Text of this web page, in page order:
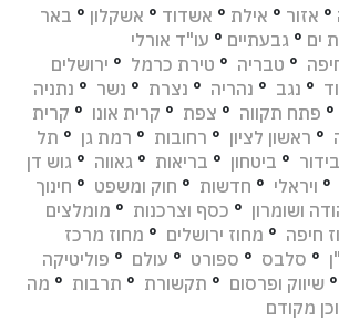
° אזור ° אילת ° אשדוד ° אשקלון ° באר
ים ° גבעתיים ° עו"ד אורלי
° טבריה ° טירת כרמל ° ירושלים
° נגב ° נהריה ° נצרת ° נשר ° נתניה
° פתח תקווה ° צפת ° קרית אונו ° קרית
° ראשון לציון ° רחובות ° רמת גן ° תל
בידור ° ביטחון ° בריאות ° גאווה ° גוש דן
° ויראלי ° חדשות ° חוק ומשפט ° חינוך
ושומרון ° כסף וצרכנות ° מומלצים
חיפה ° מחוז ירושלים ° מחוז מרכז
° סלבס ° ספורט ° עולם ° פוליטיקה
° שיווק ופרסום ° תקשורת ° תרבות ° מה
מקודם